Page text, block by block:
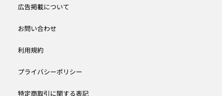
広告掲載について
お問い合わせ
利用規約
プライバシーポリシー
特定商取引に関する表記